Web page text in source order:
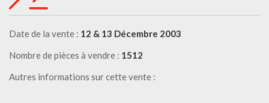
Date de la vente : 12 & 13 Décembre 2003
Nombre de pièces à vendre : 1512
Autres informations sur cette vente :